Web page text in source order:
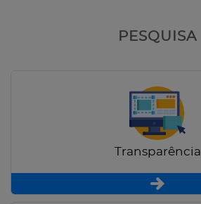
PESQUISA
Transparência